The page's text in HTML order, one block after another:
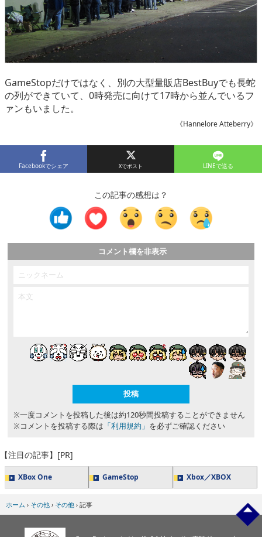
GameStopだけではなく、別の大型量販店BestBuyでも長蛇
の列ができていて、0時発売に向けて17時から並んでいるフ
ァンもいました。
《Hannelore Atteberry》
Facebookでシェア LINEで送る
この記事の感想は？
コメント欄を非表示
※一度コメントを投稿した後は約120秒間投稿することができません
※コメントを投稿する際は 「利用規約」 を必ずご確認ください
【注目の記事】[PR]
XBox One GameStop Xbox／XBOX
ホーム › その他 › その他 › 記事